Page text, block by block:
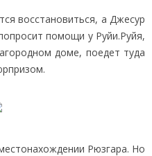
восстановиться, а Джесур
помощи у Руйи.Руйя,
доме, поедет туда
Рюзгара. Но